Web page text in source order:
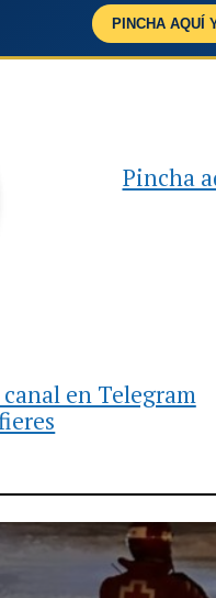
PINCHA AQUÍ
Pincha
en Telegram